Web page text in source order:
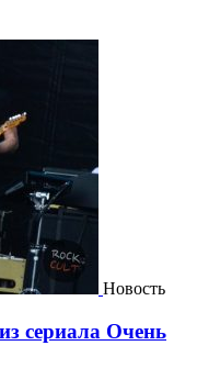
Новость
сериала Очень